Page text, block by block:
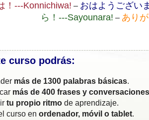
！---Konnichiwa! – おはようござい
ら！---Sayounara! – あり
curso podrás:
más de 1300 palabras básicas.
más de 400 frases y conversaciones
tu propio ritmode aprendizaje.
curso en ordenador, móvil o tablet.